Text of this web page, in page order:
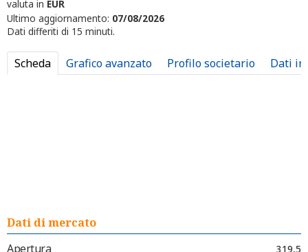
valuta in EUR
Ultimo aggiornamento: 07/08/2026
Dati differiti di 15 minuti.
Scheda Grafico avanzato Profilo societario Dati
Dati di mercato
Apertura
319,5